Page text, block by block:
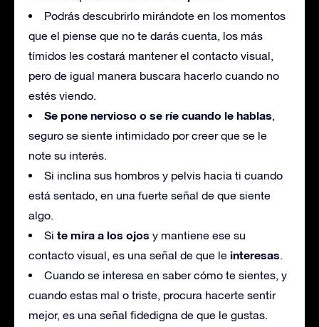
Podrás descubrirlo mirándote en los momentos
que el piense que no te darás cuenta, los más
tímidos les costará mantener el contacto visual,
pero de igual manera buscara hacerlo cuando no
estés viendo.
Se pone nervioso o se ríe cuando le hablas,
seguro se siente intimidado por creer que se le
note su interés.
Si inclina sus hombros y pelvis hacia ti cuando
está sentado, en una fuerte señal de que siente
algo.
Si te mira a los ojos y mantiene ese su
contacto visual, es una señal de que le interesas.
Cuando se interesa en saber cómo te sientes, y
cuando estas mal o triste, procura hacerte sentir
mejor, es una señal fidedigna de que le gustas.